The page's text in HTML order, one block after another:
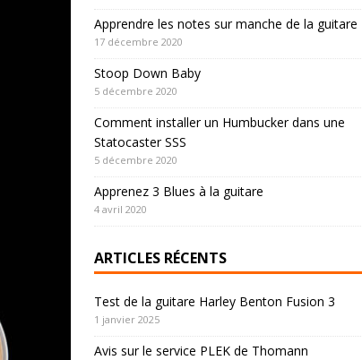
Apprendre les notes sur manche de la guitare
17 décembre 2020
Stoop Down Baby
5 décembre 2020
Comment installer un Humbucker dans une
Statocaster SSS
5 décembre 2020
Apprenez 3 Blues à la guitare
4 avril 2020
ARTICLES RÉCENTS
Test de la guitare Harley Benton Fusion 3
1 janvier 2025
Avis sur le service PLEK de Thomann